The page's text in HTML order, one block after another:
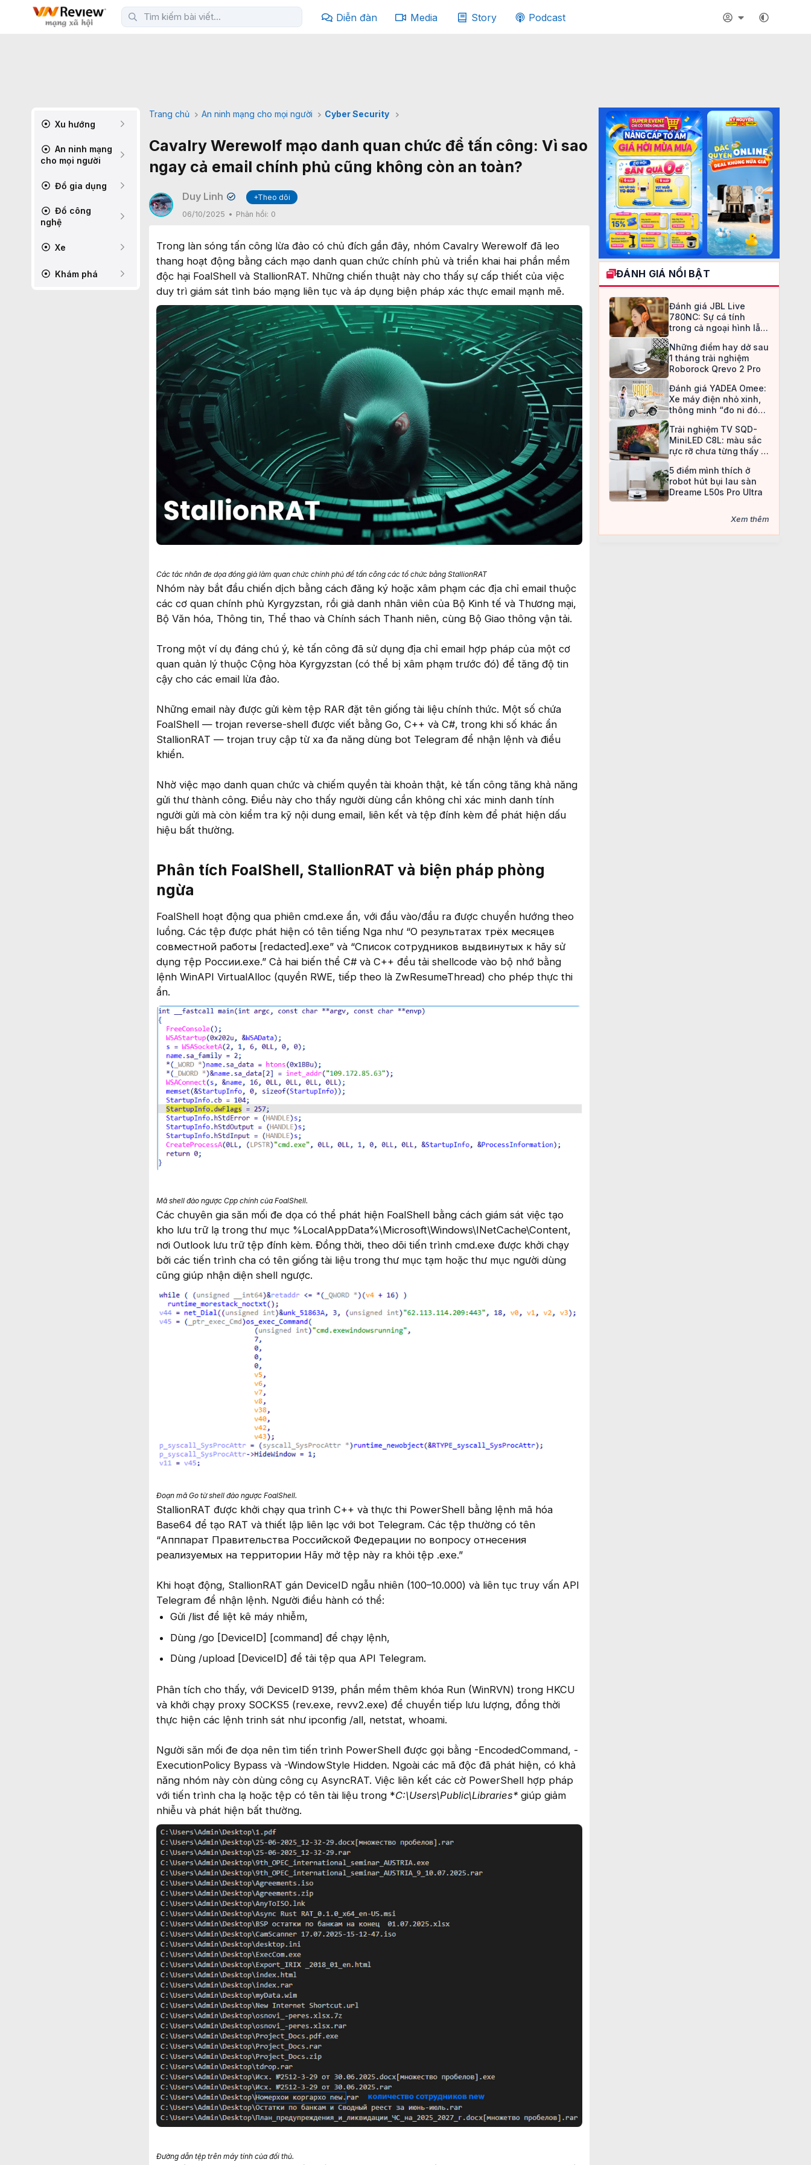
Diễn đàn Media Story Podcast
Xu hướng
An ninh mạng
cho mọi người
Đồ gia dụng
Đồ công
nghệ
Xe
Khám phá
Trang chủ An ninh mạng cho mọi người Cyber Security
Cavalry Werewolf mạo danh quan chức để tấn công: Vì sao
ngay cả email chính phủ cũng không còn an toàn?
Duy Linh ✔
+Theo dõi
06/10/2025
Phản hồi: 0
Trong làn sóng tấn công lừa đảo có chủ đích gần đây, nhóm Cavalry Werewolf đã leo
thang hoạt động bằng cách mạo danh quan chức chính phủ và triển khai hai phần mềm
độc hại FoalShell và StallionRAT. Những chiến thuật này cho thấy sự cấp thiết của việc
duy trì giám sát tình báo mạng liên tục và áp dụng biện pháp xác thực email mạnh mẽ.
Các tác nhân đe dọa đóng giả làm quan chức chính phủ để tấn công các tổ chức bằng StallionRAT
Nhóm này bắt đầu chiến dịch bằng cách đăng ký hoặc xâm phạm các địa chỉ email thuộc
các cơ quan chính phủ Kyrgyzstan, rồi giả danh nhân viên của Bộ Kinh tế và Thương mại,
Bộ Văn hóa, Thông tin, Thể thao và Chính sách Thanh niên, cùng Bộ Giao thông vận tải.
Trong một ví dụ đáng chú ý, kẻ tấn công đã sử dụng địa chỉ email hợp pháp của một cơ
quan quản lý thuộc Cộng hòa Kyrgyzstan (có thể bị xâm phạm trước đó) để tăng độ tin
cậy cho các email lừa đảo.
Những email này được gửi kèm tệp RAR đặt tên giống tài liệu chính thức. Một số chứa
FoalShell — trojan reverse-shell được viết bằng Go, C++ và C#, trong khi số khác ẩn
StallionRAT — trojan truy cập từ xa đa năng dùng bot Telegram để nhận lệnh và điều
khiển.
Nhờ việc mạo danh quan chức và chiếm quyền tài khoản thật, kẻ tấn công tăng khả năng
gửi thư thành công. Điều này cho thấy người dùng cần không chỉ xác minh danh tính
người gửi mà còn kiểm tra kỹ nội dung email, liên kết và tệp đính kèm để phát hiện dấu
hiệu bất thường.
Phân tích FoalShell, StallionRAT và biện pháp phòng
ngừa
FoalShell hoạt động qua phiên cmd.exe ẩn, với đầu vào/đầu ra được chuyển hướng theo
luồng. Các tệp được phát hiện có tên tiếng Nga như “О результатах трёх месяцев
совместной работы [redacted].exe” và “Список сотрудников выдвинутых к hãy sử
dụng тệp России.exe.” Cả hai biến thể C# và C++ đều tải shellcode vào bộ nhớ bằng
lệnh WinAPI VirtualAlloc (quyền RWE, tiếp theo là ZwResumeThread) cho phép thực thi
ẩn.
Mã shell đảo ngược Cpp chính của FoalShell.
Các chuyên gia săn mối đe dọa có thể phát hiện FoalShell bằng cách giám sát việc tạo
kho lưu trữ lạ trong thư mục %LocalAppData%\Microsoft\Windows\INetCache\Content,
nơi Outlook lưu trữ tệp đính kèm. Đồng thời, theo dõi tiến trình cmd.exe được khởi chạy
bởi các tiến trình cha có tên giống tài liệu trong thư mục tạm hoặc thư mục người dùng
cũng giúp nhận diện shell ngược.
Đoạn mã Go từ shell đảo ngược FoalShell.
StallionRAT được khởi chạy qua trình C++ và thực thi PowerShell bằng lệnh mã hóa
Base64 để tạo RAT và thiết lập liên lạc với bot Telegram. Các tệp thường có tên
“Апппарат Правительства Российской Федерации по вопросу отнесения
реализуемых на территории Hãy mở tệp này ra khỏi tệp .exe.”
Khi hoạt động, StallionRAT gán DeviceID ngẫu nhiên (100–10.000) và liên tục truy vấn API
Telegram để nhận lệnh. Người điều hành có thể:
Gửi /list để liệt kê máy nhiễm,
Dùng /go [DeviceID] [command] để chạy lệnh,
Dùng /upload [DeviceID] để tải tệp qua API Telegram.
Phân tích cho thấy, với DeviceID 9139, phần mềm thêm khóa Run (WinRVN) trong HKCU
và khởi chạy proxy SOCKS5 (rev.exe, revv2.exe) để chuyển tiếp lưu lượng, đồng thời
thực hiện các lệnh trinh sát như ipconfig /all, netstat, whoami.
Người săn mối đe dọa nên tìm tiến trình PowerShell được gọi bằng -EncodedCommand, -
ExecutionPolicy Bypass và -WindowStyle Hidden. Ngoài các mã độc đã phát hiện, có khả
năng nhóm này còn dùng công cụ AsyncRAT. Việc liên kết các cờ PowerShell hợp pháp
với tiến trình cha lạ hoặc tệp có tên tài liệu trong *C:\Users\Public\Libraries* giúp giảm
nhiễu và phát hiện bất thường.
Đường dẫn tệp trên máy tính của đối thủ.
ĐÁNH GIÁ NỔI BẬT
Đánh giá JBL Live
780NC: Sự cá tính
trong cả ngoại hình lẫn
Những điểm hay dở sau
1 tháng trải nghiệm
Roborock Qrevo 2 Pro
Đánh giá YADEA Omee:
Xe máy điện nhỏ xinh,
thông minh “đo ni đóng
Trải nghiệm TV SQD-
MiniLED C8L: màu sắc
rực rỡ chưa từng thấy ở
5 điểm mình thích ở
robot hút bụi lau sàn
Dreame L50s Pro Ultra
Xem thêm